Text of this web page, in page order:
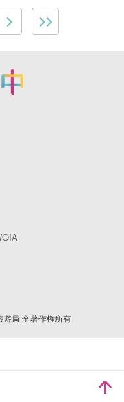
局 全著作権所有